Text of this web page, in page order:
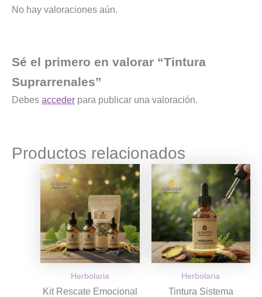
No hay valoraciones aún.
Sé el primero en valorar “Tintura
Suprarrenales”
Debes acceder para publicar una valoración.
Productos relacionados
Herbolaria
Kit Rescate Emocional
Herbolaria
Tintura Sistema